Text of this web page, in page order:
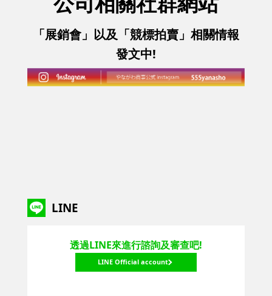
「展銷會」以及「競標拍賣」相關情報
發文中!
LINE
透過LINE來進行諮詢及審查吧!
LINE Official account